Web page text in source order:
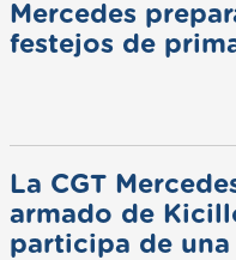
Mercedes
festejos de
La CGT
armado de
participa de una